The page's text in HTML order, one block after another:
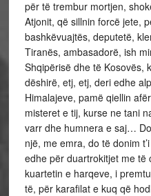
për të trembur mortjen,
Atjonit, që sillnin forcë jete,
bashkëvuajtës, deputetë,
Tiranës, ambasadorë, ish
Shqipërisë dhe të Kosovës,
dëshirë, etj, etj, deri edhe
Himalajeve, pamë qiellin
misteret e tij, kurse ne tani
varr dhe humnera e saj…
një, me emra, do të donim
edhe për duartrokitjet me të
kuartetin e harqeve, i
të, për karafilat e kuq që